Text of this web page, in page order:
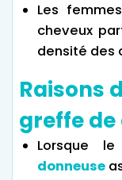
Les
cheveux
densité des
Raisons
greffe
Lorsque
donneuse